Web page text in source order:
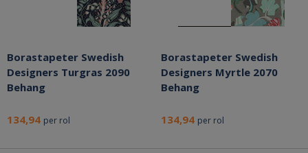
Borastapeter Swedish
Designers Turgras 2090
Behang
134,94 per rol
Borastapeter Swedish
Designers Myrtle 2070
Behang
134,94 per rol